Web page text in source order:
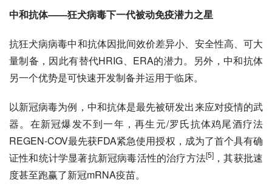
中和抗体——狂犬病毒下一代被动免疫潜力之星
抗狂犬病病毒中和抗体因批间效价差异小、安全性高、可大
量制备，因此有替代HRIG、ERA的潜力。另外，中和抗体
另一个优势是可快速开发制备并运用于临床。
以新冠病毒为例，中和抗体是最先被研发出来应对疫情的武
器。在新冠爆发不到一年，再生元/罗氏抗体鸡尾酒疗法
REGEN-COV最先获FDA紧急使用授权，成为了首个具有确
证性和统计学显著抗新冠病毒活性的治疗方法[5] ，其获批速
度甚至跑赢了新冠mRNA疫苗。